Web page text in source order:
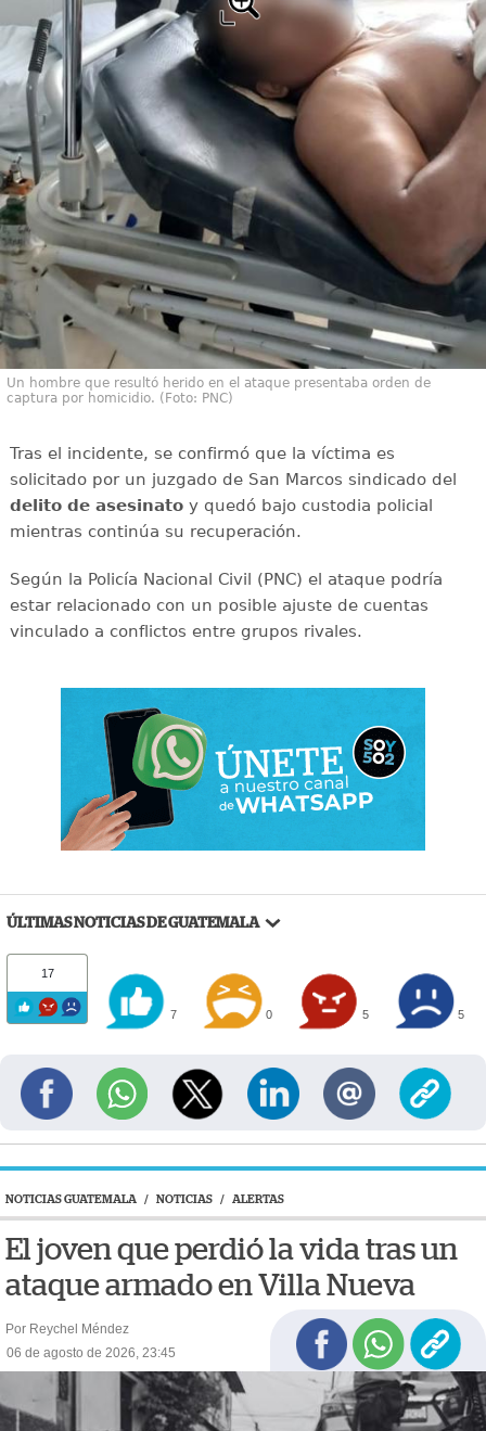
Un hombre que resultó herido en el ataque presentaba orden de
captura por homicidio. (Foto: PNC)
Tras el incidente, se confirmó que la víctima es
solicitado por un juzgado de San Marcos sindicado del
delito de asesinatoy quedó bajo custodia policial
mientras continúa su recuperación.
Según la Policía Nacional Civil (PNC) el ataque podría
estar relacionado con un posible ajuste de cuentas
vinculado a conflictos entre grupos rivales.
ÚLTIMAS NOTICIAS DE GUATEMALA
17
7 0 5 5
NOTICIAS GUATEMALA / NOTICIAS / ALERTAS
El joven que perdió la vida tras un
ataque armado en Villa Nueva
Por Reychel Méndez
06 de agosto de 2026, 23:45